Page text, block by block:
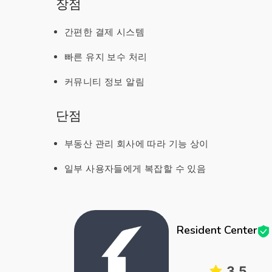
장점
간편한 결제 시스템
빠른 유지 보수 처리
커뮤니티 정보 알림
단점
부동산 관리 회사에 따라 기능 상이
일부 사용자들에게 복잡할 수 있음
Resident Center